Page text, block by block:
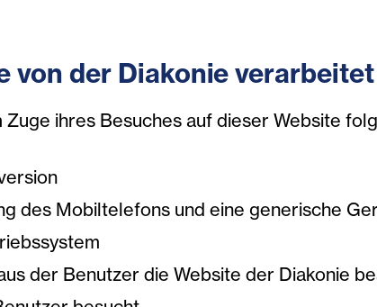
der Diakonie
Zuge ihres Besuches auf dieser Website
des Mobiltelefons und eine generische
der Benutzer die Website der Diakonie